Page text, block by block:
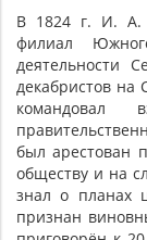
В 1824 г. И. А.
филиал
деятельности
декабристов на
командовал
был арестован
обществу и на
знал о планах
признан